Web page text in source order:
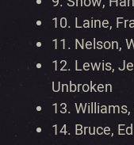
10. Laine,
11. Nelson,
12. Lewis,
Unbroken
13. Williams,
14. Bruce,